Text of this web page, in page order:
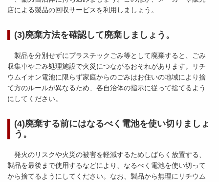
店による製品の回収サービスを利用しましょう。
(3)廃棄方法を確認して廃棄しましょう。
製品を分別せずにプラスチックごみ等として廃棄すると、ごみ
収集車やごみ処理施設で火災につながるおそれがあります。リチ
ウムイオン電池に限らず家庭からのごみはお住いの地域により捨
て方のルールが異なるため、各自治体の指示に従って捨てるよう
にしてください。
(4)廃棄する前にはなるべく電池を使い切りましょ
う。
発火のリスクや火災の被害を軽減するためしばらく放置する、
製品を最後まで使用するなどにより、なるべく電池を使い切って
から捨てるようにしてください。なお、製品から無理にリチウム